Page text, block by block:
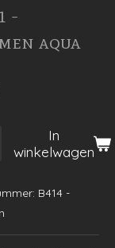
-
aqua
In
winkelwagen
B414 -